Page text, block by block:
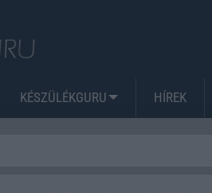
KÉSZÜLÉKGURU HÍREK